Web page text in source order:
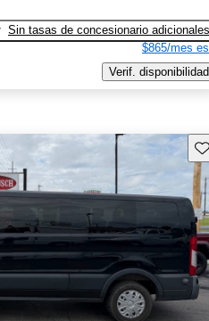
Sin tasas de concesionario adicionales
$865/mes
Verif. disponibilidad